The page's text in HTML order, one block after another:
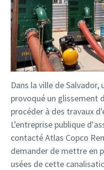
Dans la ville de
provoqué un glissement
procéder à des travaux
L'entreprise publique
contacté Atlas Copco
demander de mettre en
usées de cette